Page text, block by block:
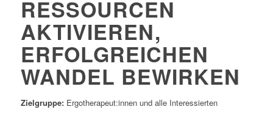
RESSOURCEN
AKTIVIEREN,
ERFOLGREICHEN
WANDEL BEWIRKEN
Zielgruppe:Ergotherapeut:innen und alle Interessierten